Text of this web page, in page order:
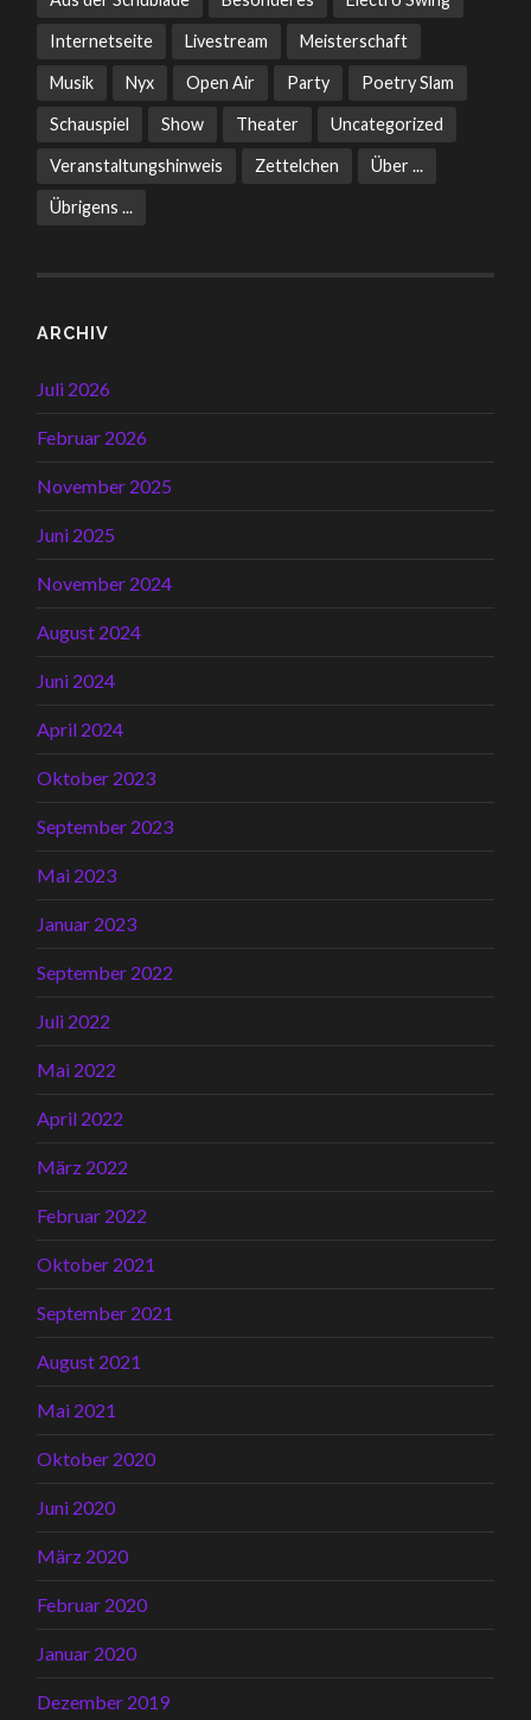
Internetseite Livestream Meisterschaft
Musik Nyx Open Air Party Poetry Slam
Schauspiel Show Theater Uncategorized
Veranstaltungshinweis Zettelchen Über ...
Übrigens ...
ARCHIV
Juli 2026
Februar 2026
November 2025
Juni 2025
November 2024
August 2024
Juni 2024
April 2024
Oktober 2023
September 2023
Mai 2023
Januar 2023
September 2022
Juli 2022
Mai 2022
April 2022
März 2022
Februar 2022
Oktober 2021
September 2021
August 2021
Mai 2021
Oktober 2020
Juni 2020
März 2020
Februar 2020
Januar 2020
Dezember 2019